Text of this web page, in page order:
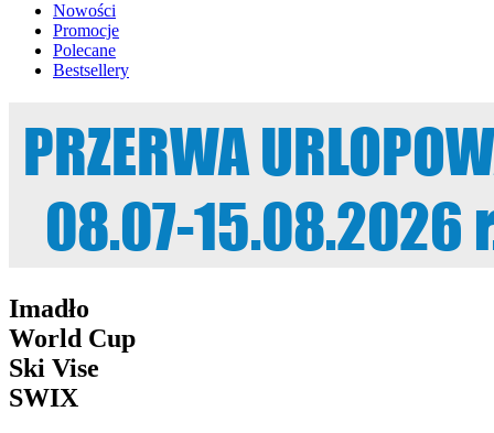
Nowości
Promocje
Polecane
Bestsellery
Imadło
World Cup
Ski Vise
SWIX